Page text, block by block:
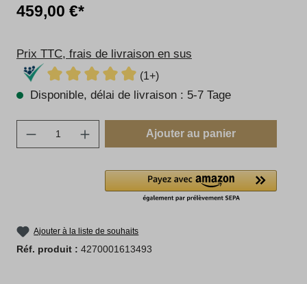
459,00 €*
Prix TTC, frais de livraison en sus
(1+)
Disponible, délai de livraison : 5-7 Tage
Quantité de produit : Entrez la quantité
Ajouter au panier
Ajouter à la liste de souhaits
Réf. produit : 4270001613493